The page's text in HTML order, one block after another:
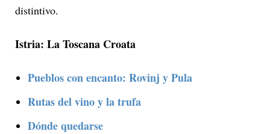
distintivo.
Istria: La Toscana Croata
Pueblos con encanto: Rovinj y Pula
Rutas del vino y la trufa
Dónde quedarse